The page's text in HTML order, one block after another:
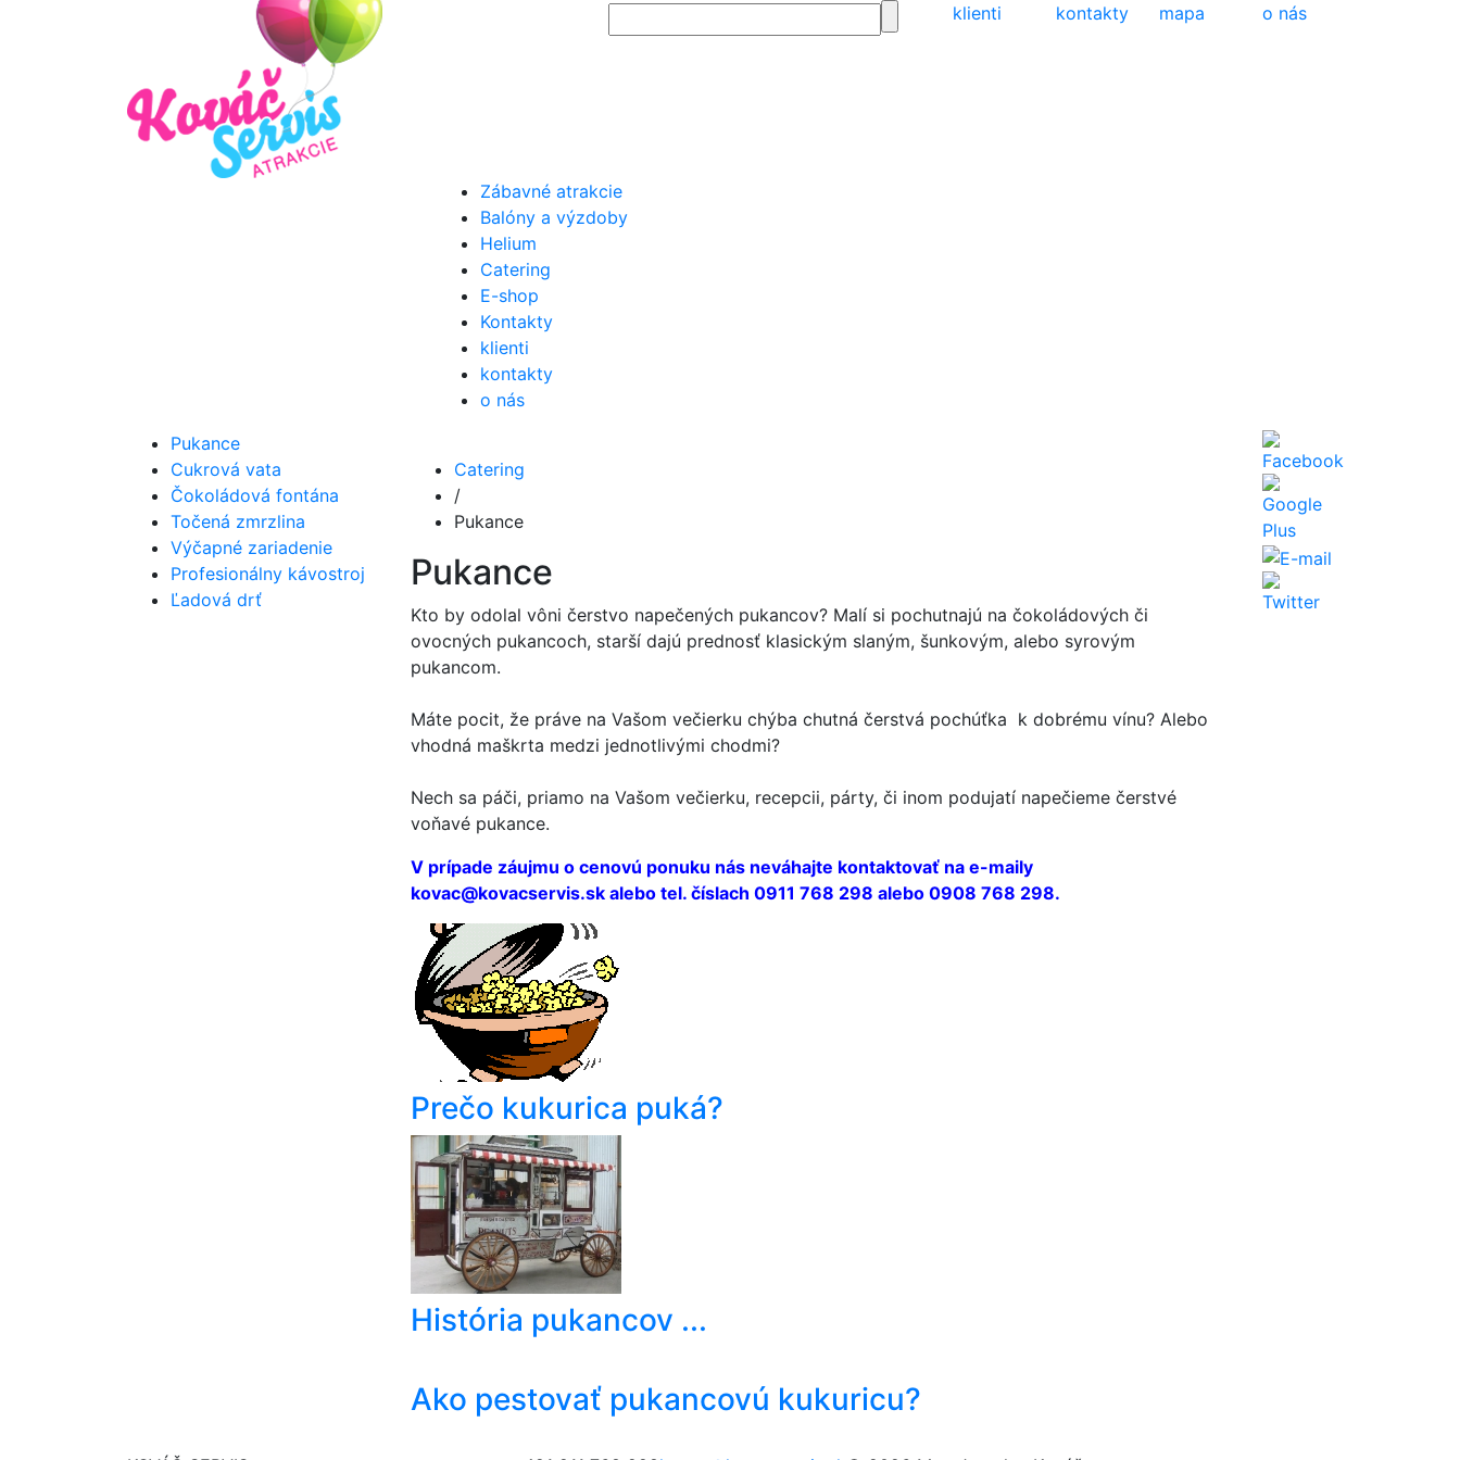
klienti kontakty mapa o nás
Zábavné atrakcie
Balóny a výzdoby
Helium
Catering
E-shop
Kontakty
klienti
kontakty
o nás
Pukance
Cukrová vata
Čokoládová fontána
Točená zmrzlina
Výčapné zariadenie
Profesionálny kávostroj
Ľadová drť
Catering
/
Pukance
Pukance
Kto by odolal vôni čerstvo napečených pukancov? Malí si pochutnajú na čokoládových či
ovocných pukancoch, starší dajú prednosť klasickým slaným, šunkovým, alebo syrovým
pukancom.
Máte pocit, že práve na Vašom večierku chýba chutná čerstvá pochúťka k dobrému vínu? Alebo
vhodná maškrta medzi jednotlivými chodmi?
Nech sa páči, priamo na Vašom večierku, recepcii, párty, či inom podujatí napečieme čerstvé
voňavé pukance.
V prípade záujmu o cenovú ponuku nás neváhajte kontaktovať na e-maily
kovac@kovacservis.sk alebo tel. číslach 0911 768 298 alebo 0908 768 298.
Prečo kukurica puká?
História pukancov ...
Ako pestovať pukancovú kukuricu?